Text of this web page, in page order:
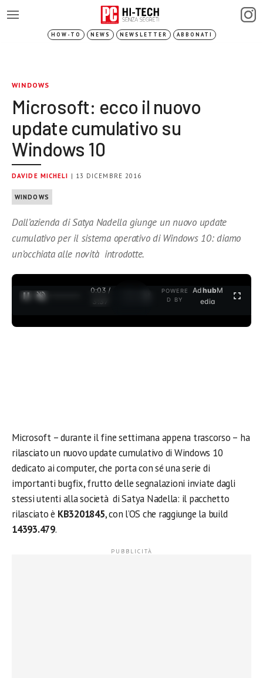
HOW-TO NEWS NEWSLETTER ABBONATI
WINDOWS
Microsoft: ecco il nuovo
update cumulativo su
Windows 10
DAVIDE MICHELI | 13 DICEMBRE 2016
WINDOWS
Dall’azienda di Satya Nadella giunge un nuovo update
cumulativo per il sistema operativo di Windows 10: diamo
un’occhiata alle novità introdotte.
0:03 /
3:37
POWERE
D BY
AdhubM
edia
Microsoft – durante il fine settimana appena trascorso – ha
rilasciato un nuovo update cumulativo di Windows 10
dedicato ai computer, che porta con sé una serie di
importanti bugfix, frutto delle segnalazioni inviate dagli
stessi utenti alla società di Satya Nadella: il pacchetto
rilasciato è KB3201845, con l’OS che raggiunge la build
14393.479.